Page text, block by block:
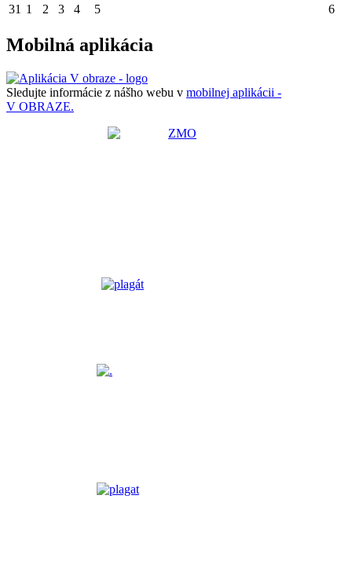
31 1 2 3 4 5 6
Mobilná aplikácia
Sledujte informácie z nášho webu v mobilnej aplikácii -
V OBRAZE.